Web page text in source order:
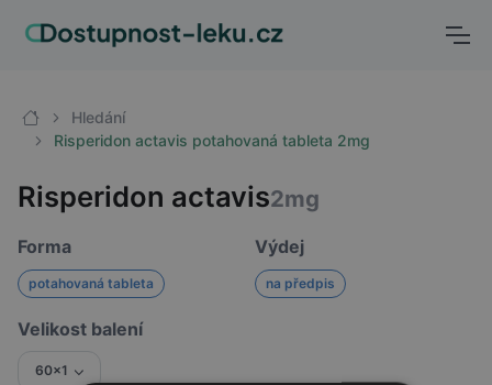
Hledání
Risperidon actavis potahovaná tableta 2mg
Risperidon actavis2mg
Forma
potahovaná tableta
Výdej
na předpis
Velikost balení
60x1